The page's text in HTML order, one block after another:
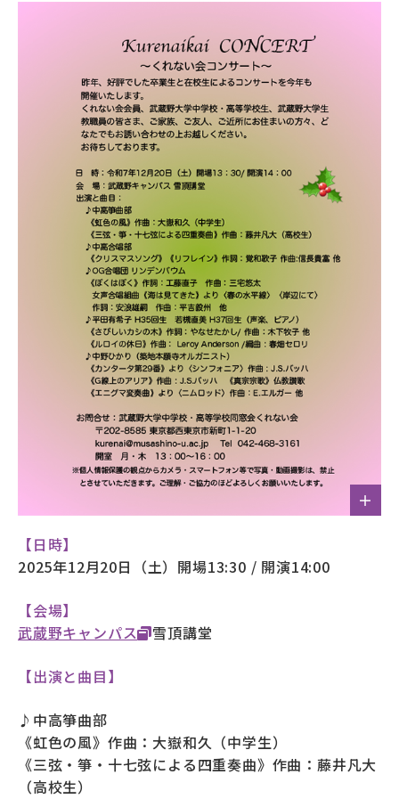
【日時】
2025年12月20日（土）開場13:30 / 開演14:00
【会場】
武蔵野キャンパス
雪頂講堂
【出演と曲目】
♪中高箏曲部
《虹色の風》作曲：大嶽和久（中学生）
《三弦・箏・十七弦による四重奏曲》作曲：藤井凡大
（高校生）